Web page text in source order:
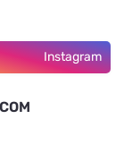
Instagram